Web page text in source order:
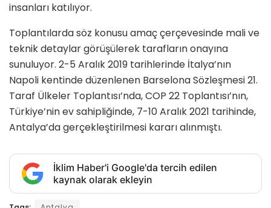
insanları katılıyor.
Toplantılarda söz konusu amaç çerçevesinde mali ve
teknik detaylar görüşülerek tarafların onayına
sunuluyor. 2-5 Aralık 2019 tarihlerinde İtalya’nın
Napoli kentinde düzenlenen Barselona Sözleşmesi 21.
Taraf Ülkeler Toplantısı’nda, COP 22 Toplantısı’nın,
Türkiye’nin ev sahipliğinde, 7-10 Aralık 2021 tarihinde,
Antalya’da gerçekleştirilmesi kararı alınmıştı.
İklim Haber'i Google'da tercih edilen
kaynak olarak ekleyin